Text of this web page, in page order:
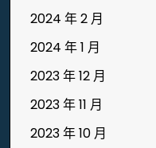
2024 年 2 月
2024 年 1 月
2023 年 12 月
2023 年 11 月
2023 年 10 月